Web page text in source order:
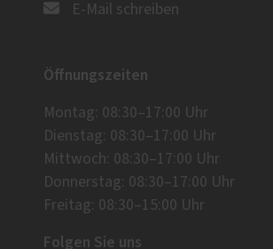
E-Mail schreiben
Öffnungszeiten
Montag: 08:30–17:00 Uhr
Dienstag: 08:30–17:00 Uhr
Mittwoch: 08:30–17:00 Uhr
Donnerstag: 08:30–17:00 Uhr
Freitag: 08:30–15:00 Uhr
Folgen Sie uns